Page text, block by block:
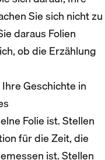
Sie sich nicht zu
daraus Folien
ob die Erzählung
Geschichte in
Folie ist. Stellen
für die Zeit, die
ist. Stellen